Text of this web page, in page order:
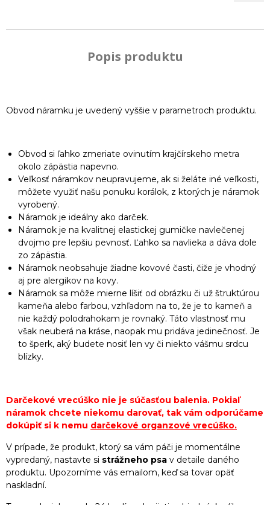
Popis produktu
Obvod náramku je uvedený vyššie v parametroch produktu.
Obvod si ľahko zmeriate ovinutím krajčírskeho metra
okolo zápästia napevno.
Veľkosť náramkov neupravujeme, ak si želáte iné veľkosti,
môžete využiť našu ponuku korálok, z ktorých je náramok
vyrobený.
Náramok je ideálny ako darček.
Náramok je na kvalitnej elastickej gumičke navlečenej
dvojmo pre lepšiu pevnosť. Ľahko sa navlieka a dáva dole
zo zápästia.
Náramok neobsahuje žiadne kovové časti, čiže je vhodný
aj pre alergikov na kovy.
Náramok sa môže mierne líšiť od obrázku či už štruktúrou
kameňa alebo farbou, vzhľadom na to, že je to kameň a
nie každý polodrahokam je rovnaký. Táto vlastnosť mu
však neuberá na kráse, naopak mu pridáva jedinečnosť. Je
to šperk, aký budete nosiť len vy či niekto vášmu srdcu
blízky.
Darčekové vrecúško nie je súčasťou balenia. Pokiaľ
náramok chcete niekomu darovať, tak vám odporúčame
dokúpiť si k nemu darčekové organzové vrecúško.
V prípade, že produkt, ktorý sa vám páči je momentálne
vypredaný, nastavte si strážneho psa v detaile daného
produktu. Upozorníme vás emailom, keď sa tovar opäť
naskladní.